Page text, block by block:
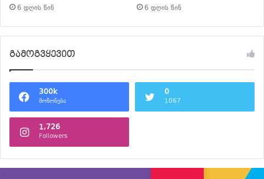
6 დღის წინ 6 დღის წინ
გამოგვყევით
300k
მოწონება
0
1067
1,726
Followers